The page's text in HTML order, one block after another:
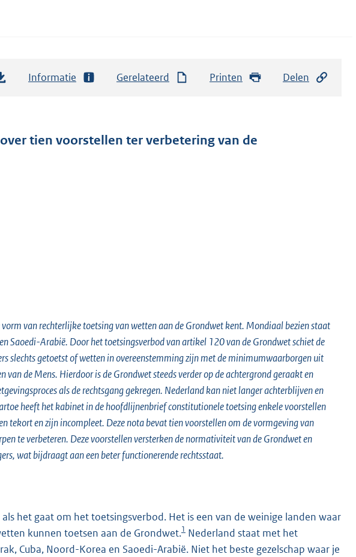
Informatie Gerelateerd Printen Delen
tien voorstellen ter verbetering van de
van rechterlijke toetsing van wetten aan de Grondwet kent. Mondiaal bezien staat
Saoedi-Arabië. Door het toetsingsverbod van artikel 120 van de Grondwet schiet de
slechts getoetst of wetten in overeenstemming zijn met de minimumwaarborgen uit
van de Mens. Hierdoor is de Grondwet steeds verder op de achtergrond geraakt en
als de rechtsgang gekregen. Nederland kan niet langer achterblijven en
heeft het kabinet in de hoofdlijnenbrief constitutionele toetsing enkele voorstellen
tekort en zijn incompleet. Deze nota bevat tien voorstellen om de vormgeving van
te verbeteren. Deze voorstellen versterken de normativiteit van de Grondwet en
wat bijdraagt aan een beter functionerende rechtsstaat.
het gaat om het toetsingsverbod. Het is een van de weinige landen waar
kunnen toetsen aan de Grondwet.1 Nederland staat met het
Cuba, Noord-Korea en Saoedi-Arabië. Niet het beste gezelschap waar je